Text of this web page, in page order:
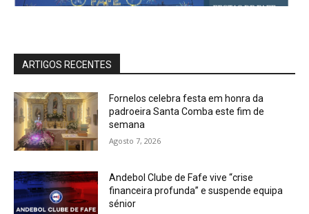
ARTIGOS RECENTES
Fornelos celebra festa em honra da
padroeira Santa Comba este fim de
semana
Agosto 7, 2026
Andebol Clube de Fafe vive “crise
financeira profunda” e suspende equipa
sénior